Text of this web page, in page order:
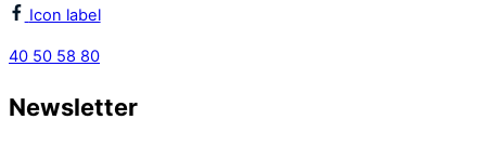
Icon label
40 50 58 80
Newsletter